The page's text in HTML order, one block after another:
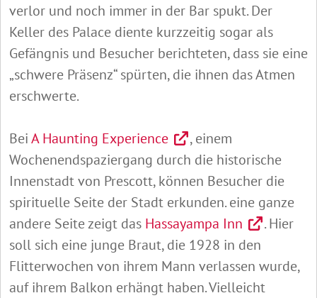
verlor und noch immer in der Bar spukt. Der
Keller des Palace diente kurzzeitig sogar als
Gefängnis und Besucher berichteten, dass sie eine
„schwere Präsenz“ spürten, die ihnen das Atmen
erschwerte.
BeiA Haunting Experience
, einem
Wochenendspaziergang durch die historische
Innenstadt von Prescott, können Besucher die
spirituelle Seite der Stadt erkunden. eine ganze
andere Seite zeigt das Hassayampa Inn
. Hier
soll sich eine junge Braut, die 1928 in den
Flitterwochen von ihrem Mann verlassen wurde,
auf ihrem Balkon erhängt haben. Vielleicht